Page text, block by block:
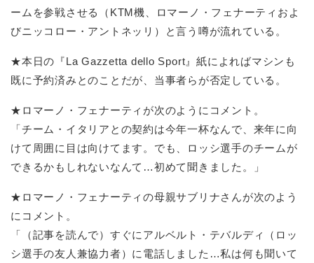
ームを参戦させる（KTM機、ロマーノ・フェナーティおよ
びニッコロー・アントネッリ）と言う噂が流れている。
★本日の『La Gazzetta dello Sport』紙によればマシンも
既に予約済みとのことだが、当事者らが否定している。
★ロマーノ・フェナーティが次のようにコメント。
「チーム・イタリアとの契約は今年一杯なんで、来年に向
けて周囲に目は向けてます。でも、ロッシ選手のチームが
できるかもしれないなんて…初めて聞きました。」
★ロマーノ・フェナーティの母親サブリナさんが次のよう
にコメント。
「（記事を読んで）すぐにアルベルト・テバルディ（ロッ
シ選手の友人兼協力者）に電話しました…私は何も聞いて